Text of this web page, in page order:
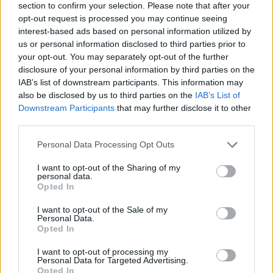
section to confirm your selection. Please note that after your
opt-out request is processed you may continue seeing
interest-based ads based on personal information utilized by
us or personal information disclosed to third parties prior to
your opt-out. You may separately opt-out of the further
disclosure of your personal information by third parties on the
IAB’s list of downstream participants. This information may
also be disclosed by us to third parties on the IAB’s List of
Downstream Participants that may further disclose it to other
Personal Data Processing Opt Outs
I want to opt-out of the Sharing of my
personal data.
Opted In
I want to opt-out of the Sale of my
Personal Data.
Opted In
I want to opt-out of processing my
Personal Data for Targeted Advertising.
Opted In
Η σύζυγός του, η ταυτότητα της οποίας
προστατεύεται για λόγους ασφαλείας, δήλωσε
ότι του επέτρεψε απρόθυμα να φύγει και ότι το
να τον κρατήσει στο σπίτι θα ήταν «σαν να
φυλακίστηκε».